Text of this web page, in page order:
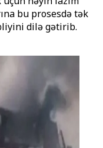
bu prosesdə tək
dilə gətirib.